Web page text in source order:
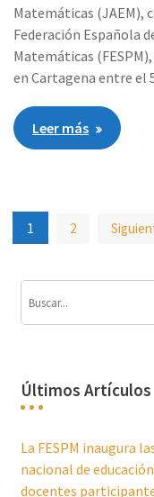
Matemáticas (JAEM),
Federación Española
Matemáticas
en Cartagena entre el
Leer más
Paginación
de
entradas
1 2
Últimos Artículos
La FESPM inaugura
nacional de
docentes